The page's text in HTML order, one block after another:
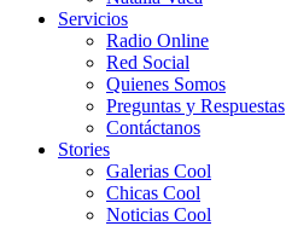
Servicios
Radio Online
Red Social
Quienes Somos
Preguntas y Respuestas
Contáctanos
Stories
Galerias Cool
Chicas Cool
Noticias Cool